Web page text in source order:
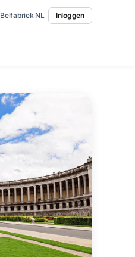
Belfabriek NL Inloggen